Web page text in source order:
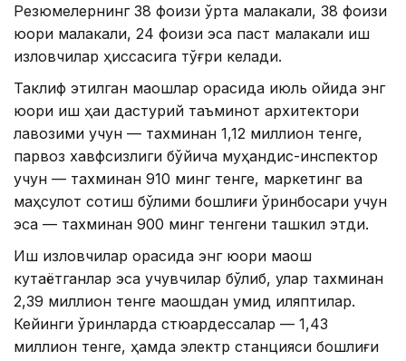
Резюмелернинг 38 фоизи ўрта малакали, 38 фоизи
юқори малакали, 24 фоизи эса паст малакали иш
изловчилар ҳиссасига тўғри келади.
Таклиф этилган маошлар орасида июль ойида энг
юқори иш ҳақи дастурий таъминот архитектори
лавозими учун — тахминан 1,12 миллион тенге,
парвоз хавфсизлиги бўйича муҳандис-инспектор
учун — тахминан 910 минг тенге, маркетинг ва
маҳсулот сотиш бўлими бошлиғи ўринбосари учун
эса — тахминан 900 минг тенгени ташкил этди.
Иш изловчилар орасида энг юқори маош
кутаётганлар эса учувчилар бўлиб, улар тахминан
2,39 миллион тенге маошдан умид қиляптилар.
Кейинги ўринларда стюардессалар — 1,43
миллион тенге, ҳамда электр станцияси бошлиғи